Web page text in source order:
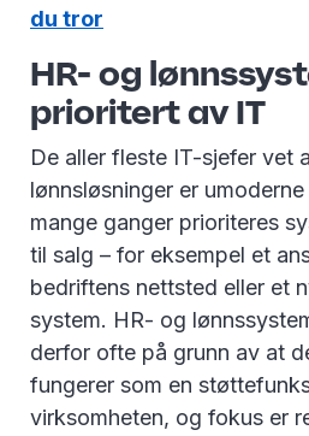
du tror
HR- og
prioritert av IT
De aller fleste IT-sjefer vet
lønnsløsninger er
mange ganger prioriteres
til salg – for eksempel et
bedriftens nettsted eller et
system. HR- og
derfor ofte på grunn av at
fungerer som en
virksomheten, og fokus er